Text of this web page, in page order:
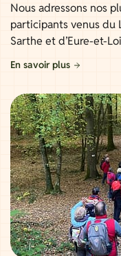
Nous adressons nos
participants venus du
Sarthe et d’Eure-et-
En savoir plus